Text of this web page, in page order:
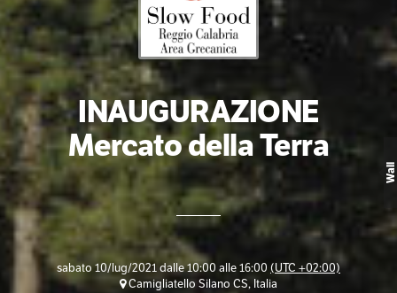
INAUGURAZIONE
Mercato della Terra
sabato 10/lug/2021 dalle 10:00 alle 16:00 (UTC +02:00)
Camigliatello Silano CS, Italia
Wall